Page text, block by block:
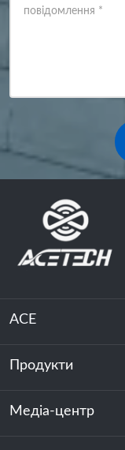
повідомлення *
ACE
Про нас
Стійкість
Продукти
Зберігання енергії
Медіа-центр